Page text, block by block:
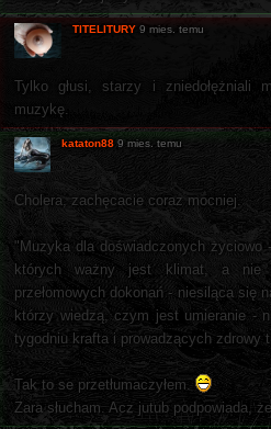
TITELITURY 9 mies. temu
Tylko głusi, starzy i zniedołężniali
muzykę.
kataton88 9 mies. temu
Cholera, zachęcacie coraz mocniej.
"Muzyka dla doświadczonych
których ważny jest klimat, a nie
przełomowych dokonań - niesiląca się
którzy wiedzą, czym jest umieranie -
tygodniu krafta i prowadzących zdrowy
Tak to se przetłumaczyłem.
Zara słucham. Acz jutub podpowiada,